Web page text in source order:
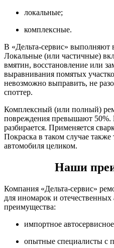
локальные;
комплексные.
В «Дельта-сервис» выполняют
Локальные (или частичные)
вмятин, восстановление или
выравнивания помятых
невозможно выправить, не
споттер.
Комплексный (или полный)
повреждения превышают 50%.
разбирается. Применяется
Покраска в таком случае также
автомобиля целиком.
Наши
Компания «Дельта-сервис»
для иномарок и
преимущества:
импортное
опытные специалисты с